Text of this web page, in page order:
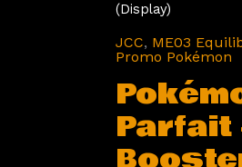
(Display)
JCC, ME03
Promo Pokémon
Parfait
Pokémon
-
ME03
Équilibre
Parfait
-